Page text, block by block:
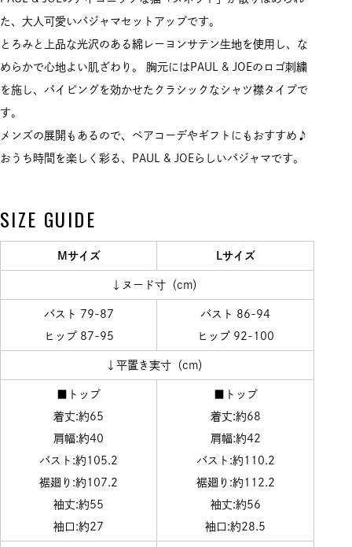
た、大人可愛いパジャマセットアップです。
とろみと上品な光沢のある綿レーヨンサテン生地を使用し、な
めらかで心地よい肌ざわり。 胸元にはPAUL & JOEのロゴ刺繍
を施し、パイピングを効かせたクラシックなシャツ襟タイプで
す。
メンズの展開もあるので、ペアコーデやギフトにもおすすめ♪
おうち時間を楽しく彩る、PAUL & JOEらしいパジャマです。
SIZE GUIDE
Mサイズ Lサイズ
↓ヌード寸（cm）
バスト 79-87
ヒップ 87-95
バスト 86-94
ヒップ 92-100
↓平置き実寸（cm）
■トップ
着丈:約65
肩幅:約40
バスト:約105.2
裾廻り:約107.2
袖丈:約55
袖口:約27
■トップ
着丈:約68
肩幅:約42
バスト:約110.2
裾廻り:約112.2
袖丈:約56
袖口:約28.5